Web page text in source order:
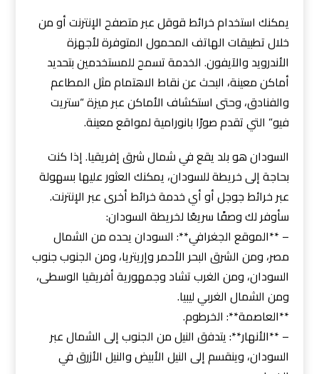
يمكنك استخدام خرائط قوقل عبر متصفح الإنترنت أو من
خلال تطبيقات الهاتف المحمول المتوفرة لأجهزة
الأندرويد والآيفون. الخدمة تسمح للمستخدمين بتحديد
أماكن معينة، البحث عن نقاط الاهتمام مثل المطاعم
والفنادق، وحتى استكشاف الأماكن عبر ميزة “ستريت
فيو” التي تقدم صورًا بانورامية لمواقع معينة.
السودان هو بلد يقع في شمال شرق إفريقيا. إذا كنت
بحاجة إلى خريطة للسودان، يمكنك العثور عليها بسهولة
عبر خرائط جوجل أو أي خدمة خرائط أخرى عبر الإنترنت.
سأوفر لك وصفًا سريعًا لخريطة السودان:
– **الموقع الجغرافي**: السودان يحده من الشمال
مصر، ومن الشرق البحر الأحمر وإريتريا، ومن الجنوب جنوب
السودان، ومن الغرب تشاد وجمهورية أفريقيا الوسطى،
ومن الشمال الغربي ليبيا.
**العاصمة**: الخرطوم.
– **الأنهار**: يتدفق النيل من الجنوب إلى الشمال عبر
السودان، وينقسم إلى النيل الأبيض والنيل الأزرق في